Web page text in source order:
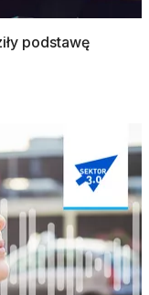
podstawę